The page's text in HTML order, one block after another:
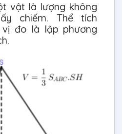
vật là lượng không
chiếm. Thể tích
đo là lập phương